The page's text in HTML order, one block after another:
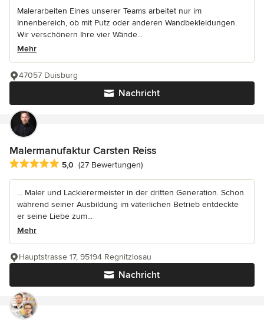
Malerarbeiten Eines unserer Teams arbeitet nur im
Innenbereich, ob mit Putz oder anderen Wandbekleidungen.
Wir verschönern Ihre vier Wände...
Mehr
Nachricht
47057 Duisburg
Malermanufaktur Carsten Reiss
Durchschnittliche Bewertung: 5 von 5 Sternen
5,0 (27 Bewertungen)
... Maler und Lackierermeister in der dritten Generation. Schon
während seiner Ausbildung im väterlichen Betrieb entdeckte
er seine Liebe zum...
Mehr
Nachricht
Hauptstrasse 17, 95194 Regnitzlosau